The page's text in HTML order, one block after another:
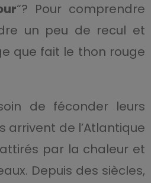
“? Pour comprendre
un peu de recul et
que fait le thon rouge
de féconder leurs
arrivent de l’Atlantique
par la chaleur et
Depuis des siècles,